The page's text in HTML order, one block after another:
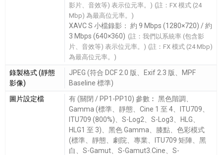
影片、音效等) 表示位元率。) (註：FX 模式 (24
Mbp) 為最高位元率。)
XAVC S 小檔錄影： 約 9 Mbps (1280×720) / 約
3 Mbps (640×360) (註：我們以系統率 (包含影
片、音效等) 表示位元率。) (註：FX 模式 (24 Mbp)
為最高位元率。)
錄製格式 (靜態
影像)
JPEG (符合 DCF 2.0 版、Exif 2.3 版、MPF
Baseline 標準)
圖片設定檔
有 (關閉 / PP1-PP10) 參數︰ 黑色階調、
Gamma (標準、靜態、Cine 1 至 4、ITU709、
ITU709 (800%)、S-Log2、S-Log3、HLG、
HLG1 至 3)、黑色 Gamma、膝點、色彩模式
(標準、靜態、劇院、專業、ITU709 矩陣、黑
白、S-Gamut、S-Gamut3.Cine、S-